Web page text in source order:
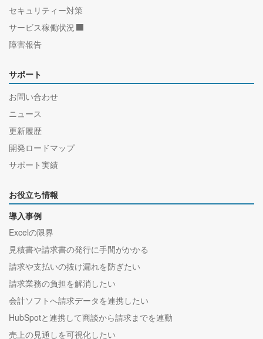
セキュリティー対策
サービス稼働状況
障害報告
サポート
お問い合わせ
ニュース
更新履歴
開発ロードマップ
サポート実績
お役立ち情報
導入事例
Excelの限界
見積書や請求書の発行に手間がかかる
請求や支払いの抜け漏れを防ぎたい
請求業務の負担を解消したい
会計ソフトへ請求データを連携したい
HubSpotと連携して商談から請求までを連動
売上の見通しを可視化したい